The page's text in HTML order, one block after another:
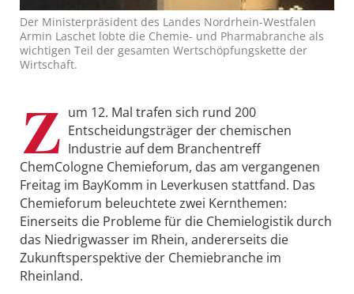
Der Ministerpräsident des Landes Nordrhein-Westfalen
Armin Laschet lobte die Chemie- und Pharmabranche als
wichtigen Teil der gesamten Wertschöpfungskette der
Wirtschaft.
Z um 12. Mal trafen sich rund 200
Entscheidungsträger der chemischen
Industrie auf dem Branchentreff
ChemCologne Chemieforum, das am vergangenen
Freitag im BayKomm in Leverkusen stattfand. Das
Chemieforum beleuchtete zwei Kernthemen:
Einerseits die Probleme für die Chemielogistik durch
das Niedrigwasser im Rhein, andererseits die
Zukunftsperspektive der Chemiebranche im
Rheinland.